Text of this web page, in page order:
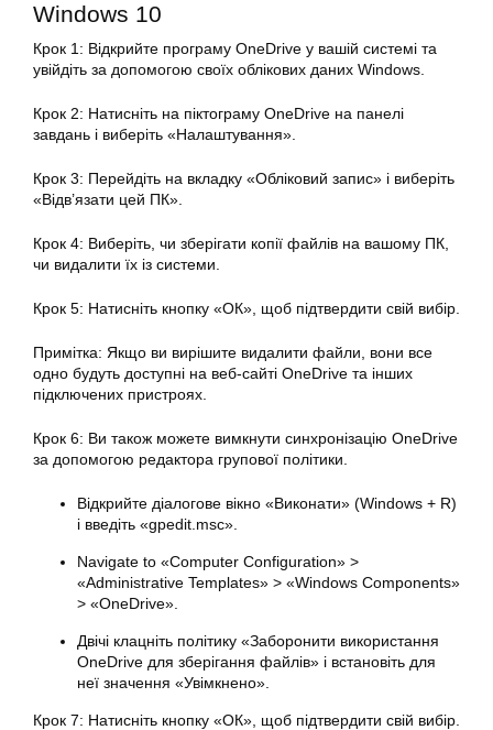
Windows 10
Крок 1: Відкрийте програму OneDrive у вашій системі та
увійдіть за допомогою своїх облікових даних Windows.
Крок 2: Натисніть на піктограму OneDrive на панелі
завдань і виберіть «Налаштування».
Крок 3: Перейдіть на вкладку «Обліковий запис» і виберіть
«Відв’язати цей ПК».
Крок 4: Виберіть, чи зберігати копії файлів на вашому ПК,
чи видалити їх із системи.
Крок 5: Натисніть кнопку «ОК», щоб підтвердити свій вибір.
Примітка: Якщо ви вирішите видалити файли, вони все
одно будуть доступні на веб-сайті OneDrive та інших
підключених пристроях.
Крок 6: Ви також можете вимкнути синхронізацію OneDrive
за допомогою редактора групової політики.
Відкрийте діалогове вікно «Виконати» (Windows + R)
і введіть «gpedit.msc».
Navigate to «Computer Configuration» >
«Administrative Templates» > «Windows Components»
> «OneDrive».
Двічі клацніть політику «Заборонити використання
OneDrive для зберігання файлів» і встановіть для
неї значення «Увімкнено».
Крок 7: Натисніть кнопку «ОК», щоб підтвердити свій вибір.